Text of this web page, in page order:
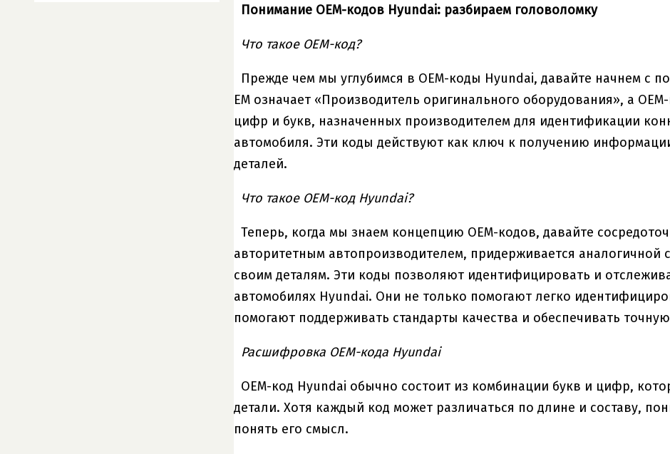
Понимание OEM-кодов Hyundai: разбираем головоломку
Что такое OEM-код?
Прежде чем мы углубимся в OEM-коды Hyundai, давайте начнем с
EM означает «Производитель оригинального оборудования», а
цифр и букв, назначенных производителем для идентификации
автомобиля. Эти коды действуют как ключ к получению
деталей.
Что такое OEM-код Hyundai?
Теперь, когда мы знаем концепцию OEM-кодов, давайте
авторитетным автопроизводителем, придерживается
своим деталям. Эти коды позволяют идентифицировать и
автомобилях Hyundai. Они не только помогают легко
помогают поддерживать стандарты качества и обеспечивать
Расшифровка OEM-кода Hyundai
OEM-код Hyundai обычно состоит из комбинации букв и цифр,
детали. Хотя каждый код может различаться по длине и составу,
понять его смысл.